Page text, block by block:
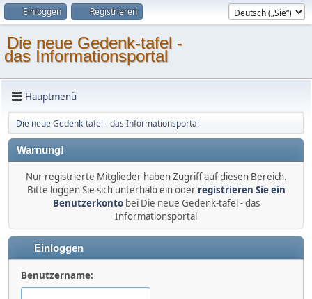
Einloggen Registrieren
Die neue Gedenk-tafel -
das Informationsportal
Hauptmenü
Die neue Gedenk-tafel - das Informationsportal
Warnung!
Nur registrierte Mitglieder haben Zugriff auf diesen Bereich.
Bitte loggen Sie sich unterhalb ein oder registrieren Sie ein
Benutzerkontobei Die neue Gedenk-tafel - das
Informationsportal
Einloggen
Benutzername: